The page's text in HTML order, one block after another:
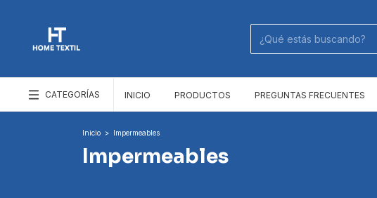
CATEGORÍAS INICIO PRODUCTOS PREGUNTAS FRECUENTES
Inicio > Impermeables
Impermeables